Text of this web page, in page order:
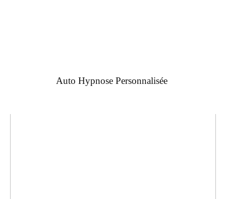
Auto Hypnose Personnalisée